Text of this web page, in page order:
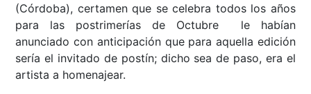
(Córdoba), certamen que se celebra todos los años
para las postrimerías de Octubre le habían
anunciado con anticipación que para aquella edición
sería el invitado de postín; dicho sea de paso, era el
artista a homenajear.